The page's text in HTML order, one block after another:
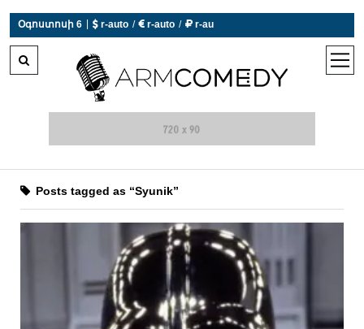
Օգոստոսի 6  r-auto /  r-auto /  r-au
open
Posts tagged as “Syunik”